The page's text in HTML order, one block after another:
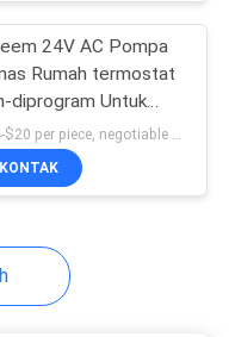
29
24V AC Pompa
Rumah termostat
diprogram Untuk
HVAC
KONTAK